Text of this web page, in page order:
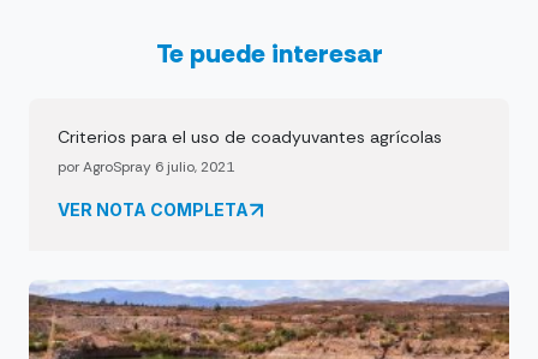
Te puede interesar
Criterios para el uso de coadyuvantes agrícolas
por AgroSpray 6 julio, 2021
VER NOTA COMPLETA